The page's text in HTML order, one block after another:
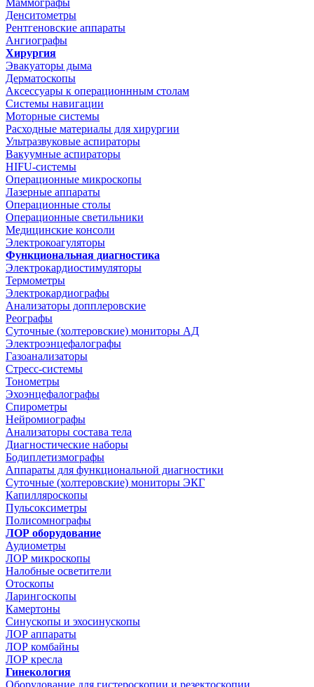
Маммографы
Денситометры
Рентгеновские аппараты
Ангиографы
Хирургия
Эвакуаторы дыма
Дерматоскопы
Аксессуары к операционнным столам
Системы навигации
Моторные системы
Расходные материалы для хирургии
Ультразвуковые аспираторы
Вакуумные аспираторы
HIFU-системы
Операционные микроскопы
Лазерные аппараты
Операционные столы
Операционные светильники
Медицинские консоли
Электрокоагуляторы
Функциональная диагностика
Электрокардиостимуляторы
Термометры
Электрокардиографы
Анализаторы допплеровские
Реографы
Суточные (холтеровские) мониторы АД
Электроэнцефалографы
Газоанализаторы
Стресс-системы
Тонометры
Эхоэнцефалографы
Спирометры
Нейромиографы
Анализаторы состава тела
Диагностические наборы
Бодиплетизмографы
Аппараты для функциональной диагностики
Суточные (холтеровские) мониторы ЭКГ
Капилляроскопы
Пульсоксиметры
Полисомнографы
ЛОР оборудование
Аудиометры
ЛОР микроскопы
Налобные осветители
Отоскопы
Ларингоскопы
Камертоны
Синускопы и эхосинускопы
ЛОР аппараты
ЛОР комбайны
ЛОР кресла
Гинекология
Оборудование для гистероскопии и резектоскопии